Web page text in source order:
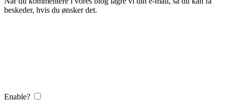
beskeder, hvis du ønsker det.
Enable?